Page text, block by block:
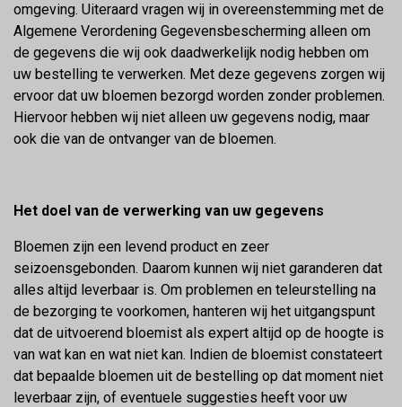
omgeving. Uiteraard vragen wij in overeenstemming met de
Algemene Verordening Gegevensbescherming alleen om
de gegevens die wij ook daadwerkelijk nodig hebben om
uw bestelling te verwerken. Met deze gegevens zorgen wij
ervoor dat uw bloemen bezorgd worden zonder problemen.
Hiervoor hebben wij niet alleen uw gegevens nodig, maar
ook die van de ontvanger van de bloemen.
Het doel van de verwerking van uw gegevens
Bloemen zijn een levend product en zeer
seizoensgebonden. Daarom kunnen wij niet garanderen dat
alles altijd leverbaar is. Om problemen en teleurstelling na
de bezorging te voorkomen, hanteren wij het uitgangspunt
dat de uitvoerend bloemist als expert altijd op de hoogte is
van wat kan en wat niet kan. Indien de bloemist constateert
dat bepaalde bloemen uit de bestelling op dat moment niet
leverbaar zijn, of eventuele suggesties heeft voor uw